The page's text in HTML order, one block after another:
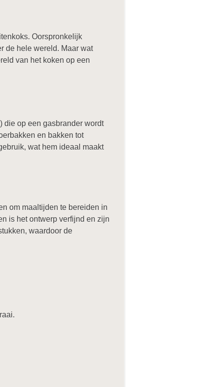
Oorspronkelijk
de hele wereld. Maar wat
van het koken op een
die op een gasbrander wordt
en bakken tot
wat hem ideaal maakt
om maaltijden te bereiden in
is het ontwerp verfijnd en zijn
waardoor de